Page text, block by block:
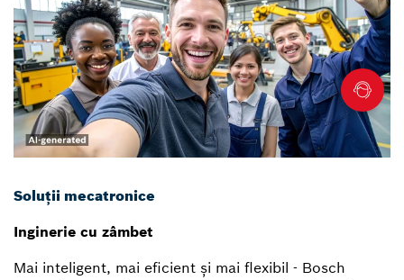
Soluții mecatronice
Inginerie cu zâmbet
Mai inteligent, mai eficient și mai flexibil - Bosch